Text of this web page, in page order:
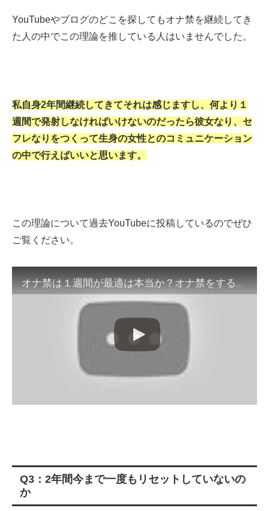
YouTubeやブログのどこを探してもオナ禁を継続してき
た人の中でこの理論を推している人はいませんでした。
私自身2年間継続してきてそれは感じますし、何より１
週間で発射しなければいけないのだったら彼女なり、セ
フレなりをつくって生身の女性とのコミュニケーション
の中で行えばいいと思います。
この理論について過去YouTubeに投稿しているのでぜひ
ご覧ください。
オナ禁は１週間が最適は本当か？オナ禁をする真の目的について
Q3：2年間今まで一度もリセットしていないの
か